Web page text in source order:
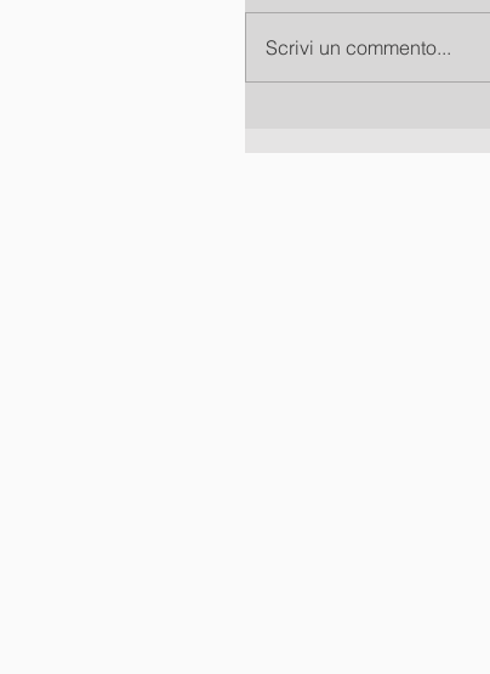
Scrivi un commento...